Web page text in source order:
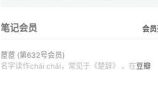
笔记会员 会
茝茝 (第632号会员)
名字读作chǎi chǎi，常见于《楚辞》 。在豆瓣